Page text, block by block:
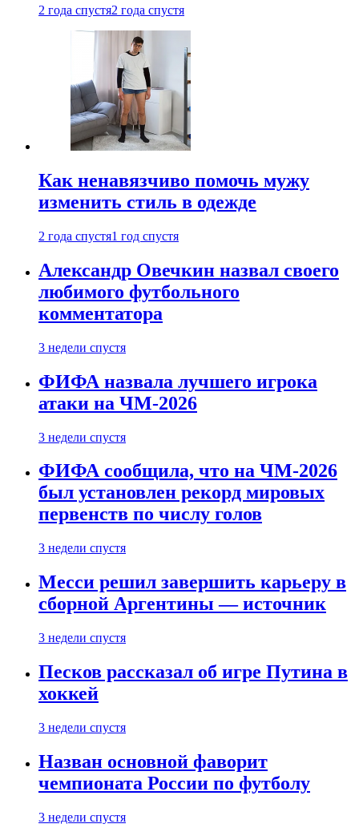
2 года спустя2 года спустя
Как ненавязчиво помочь мужу
изменить стиль в одежде
2 года спустя1 год спустя
Александр Овечкин назвал своего
любимого футбольного
комментатора
3 недели спустя
ФИФА назвала лучшего игрока
атаки на ЧМ-2026
3 недели спустя
ФИФА сообщила, что на ЧМ-2026
был установлен рекорд мировых
первенств по числу голов
3 недели спустя
Месси решил завершить карьеру в
сборной Аргентины — источник
3 недели спустя
Песков рассказал об игре Путина в
хоккей
3 недели спустя
Назван основной фаворит
чемпионата России по футболу
3 недели спустя